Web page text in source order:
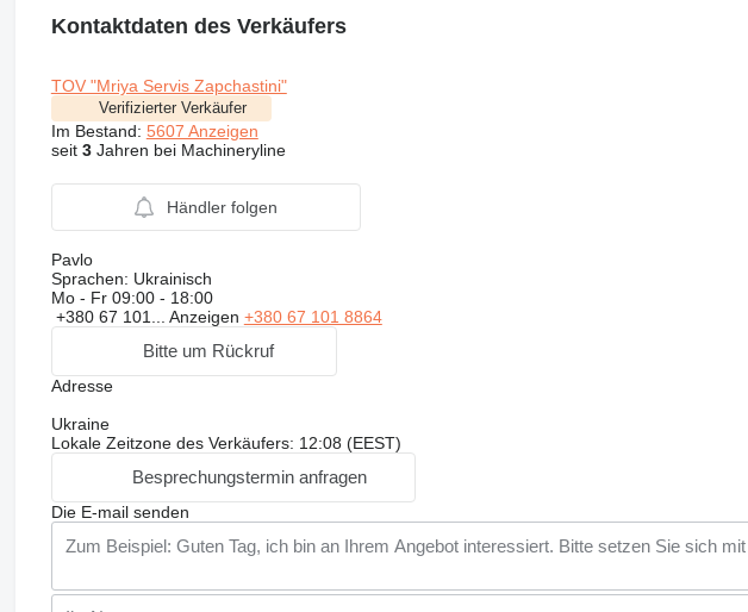
Kontaktdaten des Verkäufers
TOV "Mriya Servis Zapchastini"
Verifizierter Verkäufer
Im Bestand: 5607 Anzeigen
seit 3Jahren bei Machineryline
Händler folgen
Pavlo
Sprachen: Ukrainisch
Mo - Fr 09:00 - 18:00
+380 67 101... Anzeigen +380 67 101 8864
Bitte um Rückruf
Adresse
Ukraine
Lokale Zeitzone des Verkäufers: 12:08 (EEST)
Besprechungstermin anfragen
Die E-mail senden